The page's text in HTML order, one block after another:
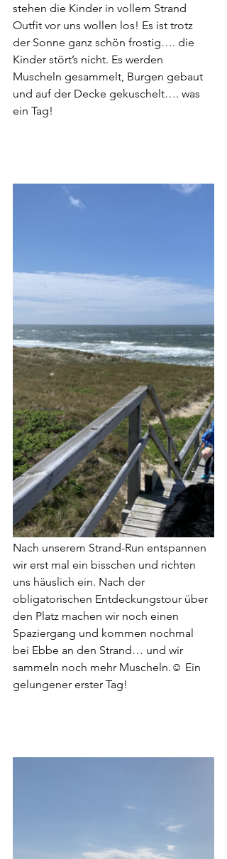
stehen die Kinder in vollem Strand
Outfit vor uns wollen los! Es ist trotz
der Sonne ganz schön frostig…. die
Kinder stört’s nicht. Es werden
Muscheln gesammelt, Burgen gebaut
und auf der Decke gekuschelt…. was
ein Tag!
Nach unserem Strand-Run entspannen
wir erst mal ein bisschen und richten
uns häuslich ein. Nach der
obligatorischen Entdeckungstour über
den Platz machen wir noch einen
Spaziergang und kommen nochmal
bei Ebbe an den Strand… und wir
sammeln noch mehr Muscheln.☺️ Ein
gelungener erster Tag!